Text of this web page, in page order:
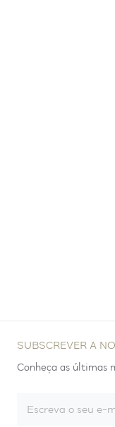
SUBSCREVER A
Conheça as últimas